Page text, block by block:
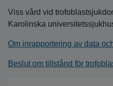
Viss vård vid
Karolinska
Om inrapportering av data
Beslut om tillstånd för